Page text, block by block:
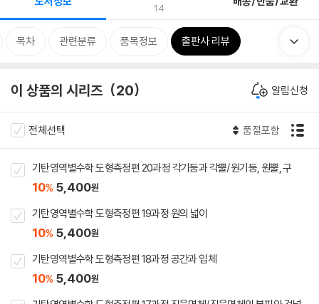
14
목차 관련분류 품목정보 출판사 리뷰
이 상품의 시리즈 20 알림신청
전체선택 품절포함
기탄영역별수학 도형측정편 20과정 각기둥과 각뿔/원기둥, 원뿔, 구
10% 5,400원
기탄영역별수학 도형측정편 19과정 원의 넓이
10% 5,400원
기탄영역별수학 도형측정편 18과정 공간과 입체
10% 5,400원